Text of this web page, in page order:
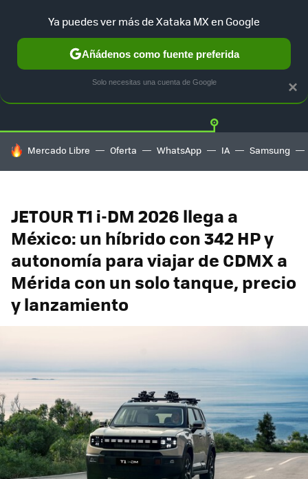
TESLA UBER AUTO ELECTRICO Twitter
HOY SE HABLA DE
Mercado Libre Oferta WhatsApp IA Samsung
JETOUR T1 i-DM 2026 llega a
México: un híbrido con 342 HP y
autonomía para viajar de CDMX a
Mérida con un solo tanque, precio
y lanzamiento
×
Ya puedes ver más de Xataka MX en Google
Añádenos como fuente preferida
Solo necesitas una cuenta de Google